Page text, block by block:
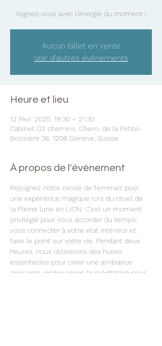
Alignez-vous avec l'énergie du moment !
Aucun billet en vente
Voir d'autres événements
Heure et lieu
12 févr. 2025, 19:30 – 21:30
Cabinet O2 chemins, Chem. de la Petite-
Boissière 38, 1208 Genève, Suisse
À propos de l'événement
Rejoignez notre cercle de femmes pour
une expérience magique lors du rituel de
la Pleine lune en LION. C'est un moment
privilégié pour vous accorder du temps,
vous connecter à votre état intérieur et
faire le point sur votre vie. Pendant deux
heures, nous utiliserons des huiles
essentielles pour créer une ambiance
apaisante, pratiquerons la méditation pour